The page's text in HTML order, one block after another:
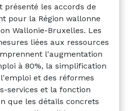
présenté les accords de
pour la Région wallonne
Wallonie-Bruxelles. Les
liées aux ressources
l'augmentation
à 80%, la simplification
et des réformes
services et la fonction
que les détails concrets